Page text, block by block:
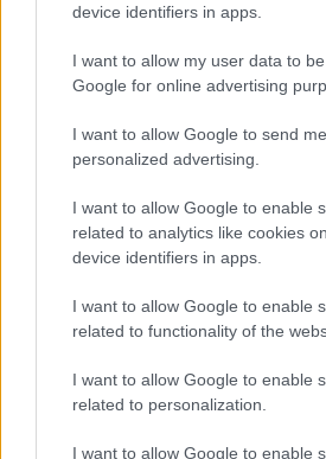
device identifiers in apps.
I want to allow my user data to
Google for online advertising
I want to allow Google to send me
personalized advertising.
I want to allow Google to enable
related to analytics like cookies
device identifiers in apps.
I want to allow Google to enable
related to functionality of the
I want to allow Google to enable
related to personalization.
I want to allow Google to enable
21.12.2020 09:26
Κορονοϊός - ΗΠΑ: Οι
ίσοι με πτώση 15 Airbus
το καθένα